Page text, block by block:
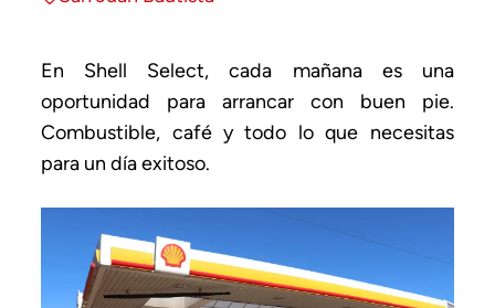
En Shell Select, cada mañana es una
oportunidad para arrancar con buen pie.
Combustible, café y todo lo que necesitas
para un día exitoso.